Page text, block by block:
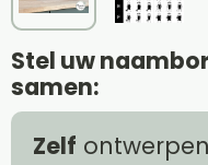
Stel uw
samen:
Zelf ontwerpen